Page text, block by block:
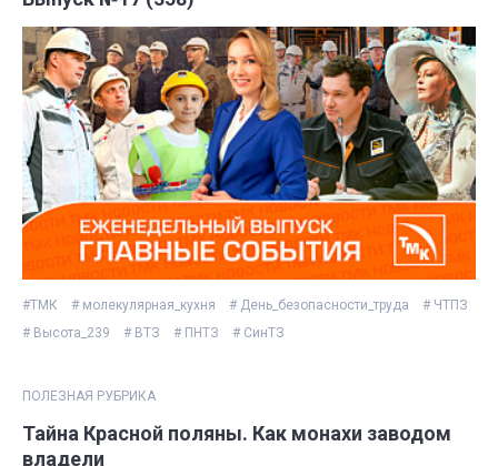
#ТМК # молекулярная_кухня # День_безопасности_труда
# ЧТПЗ
# Высота_239
# ВТЗ # ПНТЗ # СинТЗ
ПОЛЕЗНАЯ РУБРИКА
Тайна Красной поляны. Как монахи заводом
владели